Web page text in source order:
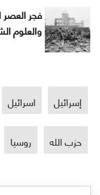
فجر
والعلوم
إسرائيل اسرائيل
حزب الله روسيا